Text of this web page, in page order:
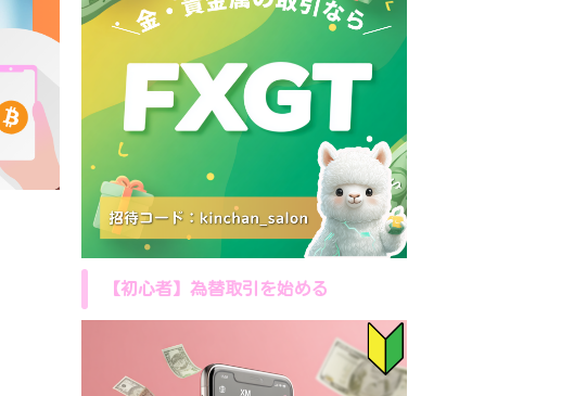
【初心者】為替取引を始める